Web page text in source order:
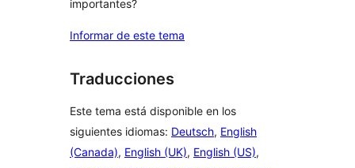
importantes?
Informar de este tema
Traducciones
Este tema está disponible en los
siguientes idiomas: Deutsch, English
(Canada), English (UK), English (US),